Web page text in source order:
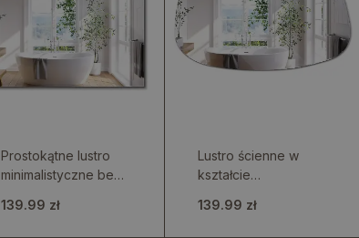
Prostokątne lustro
minimalistyczne bez
139.99 zł
Lustro ścienne w
kształcie
139.99 zł